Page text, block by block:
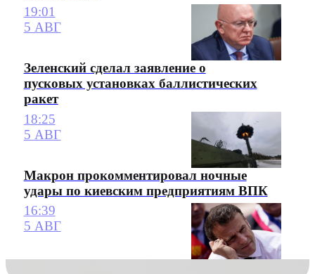
19:01
5 АВГ
Зеленский сделал заявление о
пусковых установках баллистических
ракет
18:25
5 АВГ
Макрон прокомментировал ночные
удары по киевским предприятиям ВПК
16:39
5 АВГ